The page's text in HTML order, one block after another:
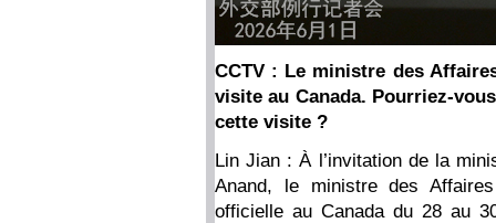
CCTV : Le ministre des
visite au Canada. Pourriez-
cette visite ?
Lin Jian : À l’invitation de la
Anand, le ministre des
officielle au Canada du 28 au